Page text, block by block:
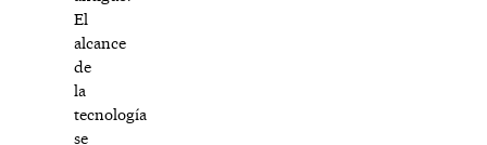
El
alcance
de
la
tecnología
se